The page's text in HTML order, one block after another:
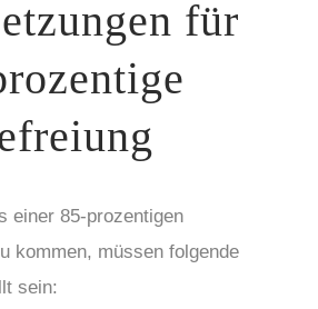
für
einer 85-prozentigen
kommen, müssen folgende
sein: